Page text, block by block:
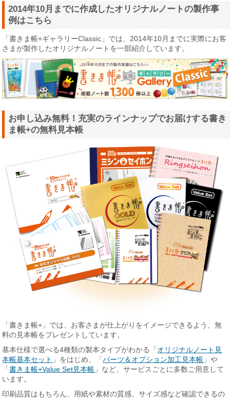
2014年10月までに作成したオリジナルノートの製作事
例はこちら
「書きま帳+ギャラリーClassic」では、2014年10月までに実際にお客
さまが製作したオリジナルノートを一部紹介しています。
お申し込み無料！充実のラインナップでお届けする書き
ま帳+の無料見本帳
「書きま帳+」では、お客さまが仕上がりをイメージできるよう、無
料の見本帳をプレゼントしています。
基本仕様で選べる4種類の製本タイプがわかる「 オリジナルノート見
本帳基本セット 」をはじめ、「パーツ＆オプション加工見本帳 」や
「書きま帳+Value Set見本帳 」など、サービスごとに多数ご用意して
います。
印刷品質はもちろん、用紙や素材の質感、サイズ感など確認できるの